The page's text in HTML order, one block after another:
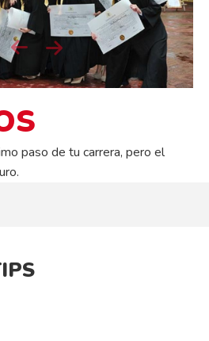
Previous
Next
paso de tu carrera, pero el